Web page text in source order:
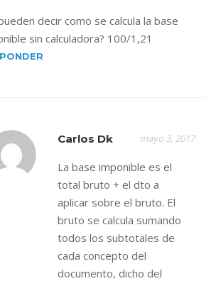
decir como se calcula la base
sin calculadora? 100/1,21
Carlos Dk mayo 3, 2017
La base imponible es el
total bruto + el dto a
aplicar sobre el bruto. El
bruto se calcula sumando
todos los subtotales de
cada concepto del
documento, dicho del